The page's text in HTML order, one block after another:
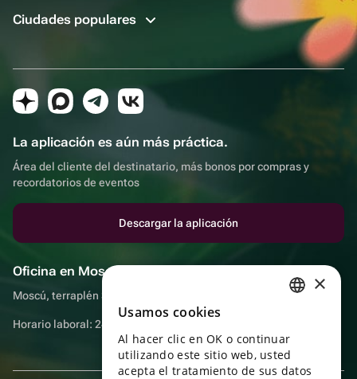
Ciudades populares
La aplicación es aún más práctica.
Área del cliente del destinatario, más bonos por compras y
recordatorios de eventos
Descargar la aplicación
Oficina en Moscú
Moscú, terraplén Sadovnicheskaya, 9, sala 2/3
Horario laboral: 24 horas
ENGLISH
UKRAINIAN
×
Usamos cookies
Al hacer clic en OK o continuar
utilizando este sitio web, usted
acepta el tratamiento de sus datos